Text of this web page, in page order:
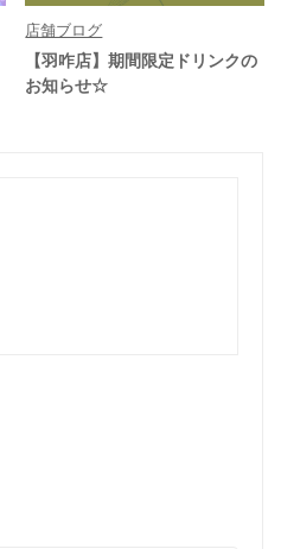
店舗ブログ
【羽咋店】期間限定ドリンクの
お知らせ☆